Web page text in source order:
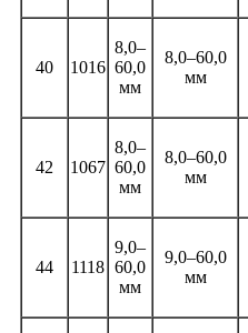
40 1016
8,0–
60,0
мм
8,0–60,0
мм
42 1067
8,0–
60,0
мм
8,0–60,0
мм
44 1118
9,0–
60,0
мм
9,0–60,0
мм